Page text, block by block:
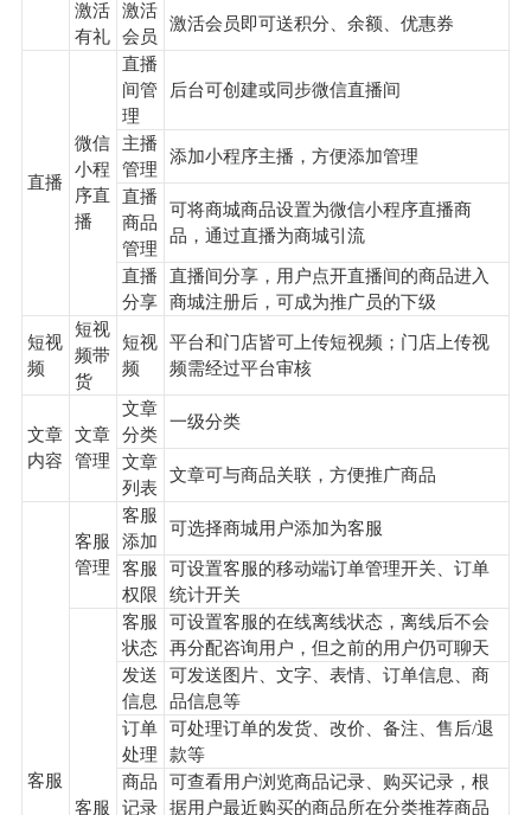
激活
有礼
激活
会员
激活会员即可送积分、余额、优惠券
直播
微信
小程
序直
播
直播
间管
理
后台可创建或同步微信直播间
主播
管理
添加小程序主播，方便添加管理
直播
商品
管理
可将商城商品设置为微信小程序直播商
品，通过直播为商城引流
直播
分享
直播间分享，用户点开直播间的商品进入
商城注册后，可成为推广员的下级
短视
频
短视
频带
货
短视
频
平台和门店皆可上传短视频；门店上传视
频需经过平台审核
文章
内容
文章
管理
文章
分类
一级分类
文章
列表
文章可与商品关联，方便推广商品
客服
客服
管理
客服
添加
可选择商城用户添加为客服
客服
权限
可设置客服的移动端订单管理开关、订单
统计开关
客服
客服
状态
可设置客服的在线离线状态，离线后不会
再分配咨询用户，但之前的用户仍可聊天
发送
信息
可发送图片、文字、表情、订单信息、商
品信息等
订单
处理
可处理订单的发货、改价、备注、售后/退
款等
商品
记录
可查看用户浏览商品记录、购买记录，根
据用户最近购买的商品所在分类推荐商品